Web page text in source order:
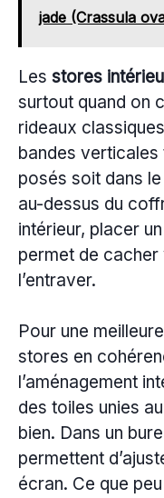
jade (Crassula
Les stores
surtout quand on
rideaux
bandes
posés soit dans
au-dessus du
intérieur, placer
permet de cacher
l’entraver.
Pour une
stores en
l’aménagement
des toiles unies
bien. Dans un
permettent
écran. Ce que